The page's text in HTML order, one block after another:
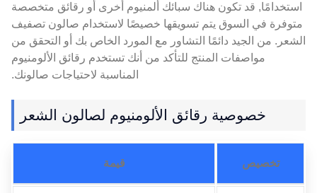
استخدامًا, قد تكون هناك سبائك ألمنيوم أخرى أو رقائق متخصصة
متوفرة في السوق يتم تسويقها خصيصًا لاستخدام صالون تصفيف
الشعر. من الجيد دائمًا التشاور مع المورد الخاص بك أو التحقق من
مواصفات المنتج للتأكد من أنك تستخدم رقائق الألومنيوم
المناسبة لاحتياجات صالونك.
خصوصية رقائق الألومنيوم لصالون الشعر
تخصيص قيمة